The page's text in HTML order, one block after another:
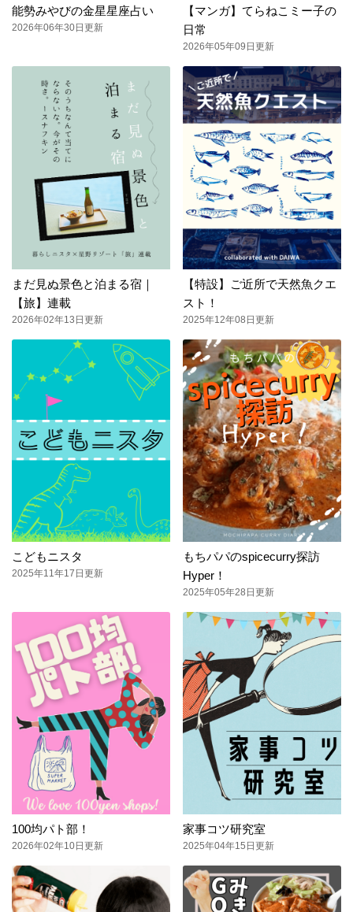
能勢みやびの金星星座占い
2026年06年30日更新
【マンガ】てらねこミー子の
日常
2026年05年09日更新
まだ見ぬ景色と泊まる宿｜
【旅】連載
2026年02年13日更新
【特設】ご近所で天然魚クエ
スト！
2025年12年08日更新
こどもニスタ
2025年11年17日更新
もちパパのspicecurry探訪
Hyper！
2025年05年28日更新
100均パト部！
2026年02年10日更新
家事コツ研究室
2025年04年15日更新